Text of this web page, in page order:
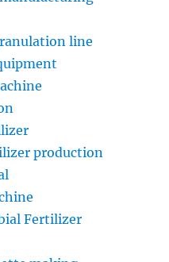
line
production
Fertilizer